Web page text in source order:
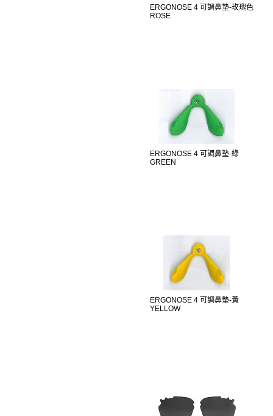
ERGONOSE 4 可調鼻墊-玫瑰色
ROSE
ERGONOSE 4 可調鼻墊-綠
GREEN
ERGONOSE 4 可調鼻墊-黃
YELLOW